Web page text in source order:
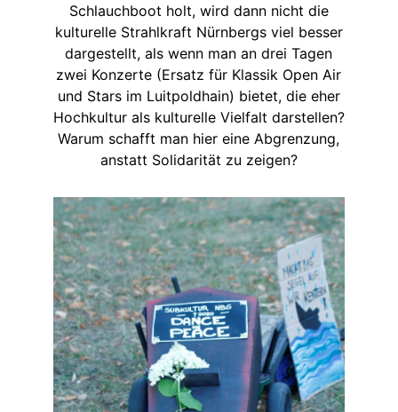
Schlauchboot holt, wird dann nicht die
kulturelle Strahlkraft Nürnbergs viel besser
dargestellt, als wenn man an drei Tagen
zwei Konzerte (Ersatz für Klassik Open Air
und Stars im Luitpoldhain) bietet, die eher
Hochkultur als kulturelle Vielfalt darstellen?
Warum schafft man hier eine Abgrenzung,
anstatt Solidarität zu zeigen?